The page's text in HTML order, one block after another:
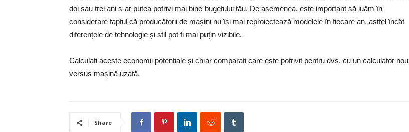
doi sau trei ani s-ar putea potrivi mai bine bugetului tău. De asemenea, este important să luăm în
considerare faptul că producătorii de mașini nu își mai reproiectează modelele în fiecare an, astfel încât
diferențele de tehnologie și stil pot fi mai puțin vizibile.
Calculați aceste economii potențiale și chiar comparați care este potrivit pentru dvs. cu un calculator nou
versus mașină uzată.
Share